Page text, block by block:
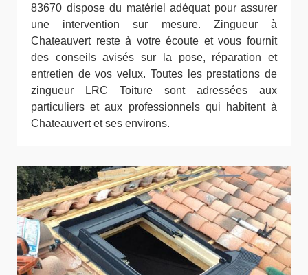
83670 dispose du matériel adéquat pour assurer
une intervention sur mesure. Zingueur à
Chateauvert reste à votre écoute et vous fournit
des conseils avisés sur la pose, réparation et
entretien de vos velux. Toutes les prestations de
zingueur LRC Toiture sont adressées aux
particuliers et aux professionnels qui habitent à
Chateauvert et ses environs.